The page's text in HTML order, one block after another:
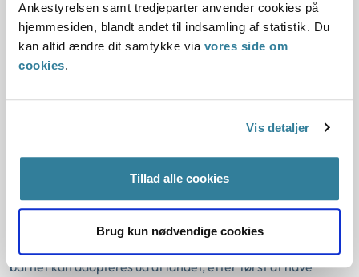
Ankestyrelsen samt tredjeparter anvender cookies på
hjemmesiden, blandt andet til indsamling af statistik. Du
kan altid ændre dit samtykke via vores side om
cookies.
Vis detaljer
Tillad alle cookies
Brug kun nødvendige cookies
Det kan i den forbindelse nævnes, at myndighederne selv i
sager om familieadoption går ind og foretager en sådan
vurdering. Således følger det også af FN’s børnekonvention
børn og om samarbejde med hensyn til internationale
fremmest skal vokse op i deres hjemland, enten i egen
familie eller på en anden hensigtsmæssig måde.
udgangspunkt først aktuel, hvis barnet ikke kan blive
sammen med sin familie eller andre nærtstående, og hvis
barnet kan adopteres ud af landet, efter først at have